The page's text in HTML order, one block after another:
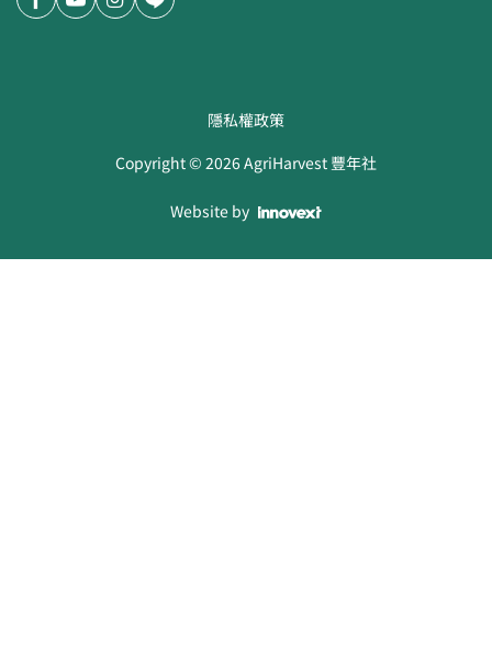
隱私權政策
Copyright ©2026AgriHarvest 豐年社
Website by